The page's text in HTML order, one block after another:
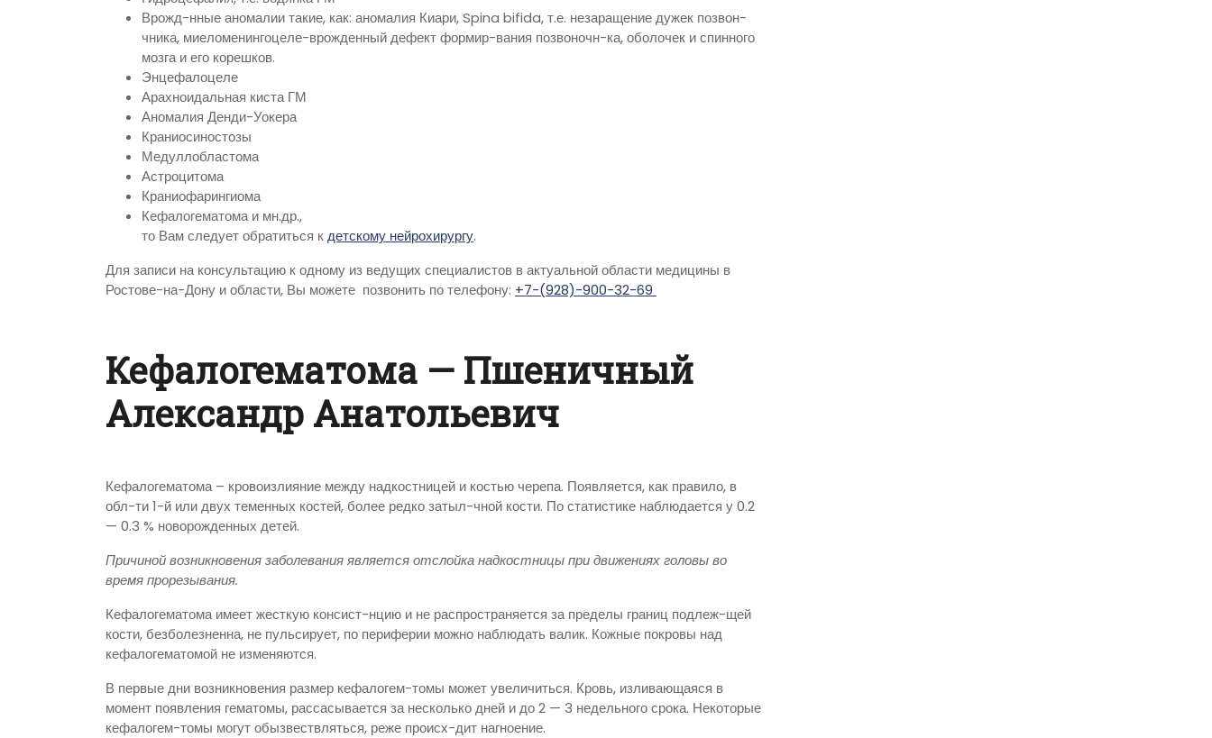
Врожд-нные аномалии такие, как: аномалия Киари, Spina bifida, т.е. незаращение дужек позвон-
чника, миеломенингоцеле-врожденный дефект формир-вания позвоночн-ка, оболочек и спинного
мозга и его корешков.
Энцефалоцеле
Арахноидальная киста ГМ
Аномалия Денди-Уокера
Краниосиностозы
Медуллобластома
Астроцитома
Краниофарингиома
Кефалогематома и мн.др.,
то Вам следует обратиться кдетскому нейрохирургу.
Для записи на консультацию к одному из ведущих специалистов в актуальной области медицины в
Ростове-на-Дону и области, Вы можете позвонить по телефону: +7-(928)-900-32-69
Кефалогематома — Пшеничный
Александр Анатольевич
Кефалогематома – кровоизлияние между надкостницей и костью черепа. Появляется, как правило, в
обл-ти 1-й или двух теменных костей, более редко затыл-чной кости. По статистике наблюдается у 0.2
— 0.3 % новорожденных детей.
Причиной возникновения заболевания является отслойка надкостницы при движениях головы во
время прорезывания.
Кефалогематома имеет жесткую консист-нцию и не распространяется за пределы границ подлеж-щей
кости, безболезненна, не пульсирует, по периферии можно наблюдать валик. Кожные покровы над
кефалогематомой не изменяются.
В первые дни возникновения размер кефалогем-томы может увеличиться. Кровь, изливающаяся в
момент появления гематомы, рассасывается за несколько дней и до 2 — 3 недельного срока. Некоторые
кефалогем-томы могут обызвествляться, реже происх-дит нагноение.